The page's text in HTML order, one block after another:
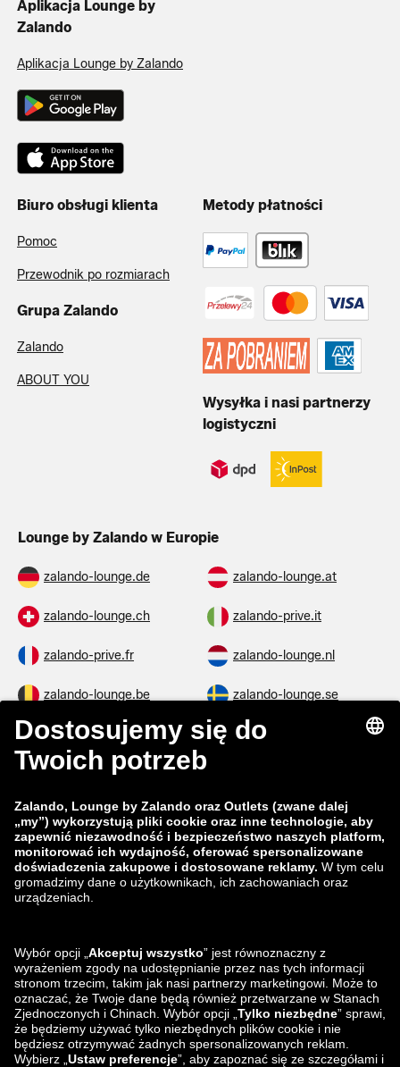
Aplikacja Lounge by
Zalando
Aplikacja Lounge by Zalando
Biuro obsługi klienta
Pomoc
Przewodnik po rozmiarach
Grupa Zalando
Zalando
ABOUT YOU
Metody płatności
Wysyłka i nasi partnerzy
logistyczni
Lounge by Zalando w Europie
zalando-lounge.de zalando-lounge.at
zalando-lounge.ch zalando-prive.it
zalando-prive.fr zalando-lounge.nl
zalando-lounge.be zalando-lounge.se
zalando-lounge.fi zalando-lounge.dk
zalando-lounge.co.uk
zalando-prive.es zalando-lounge.cz
zalando-lounge.lt zalando-lounge.sk
zalando-lounge.ro zalando-lounge.hr
zalando-lounge.lu zalando-lounge.ee
zalando-lounge.lv zalando-lounge.no